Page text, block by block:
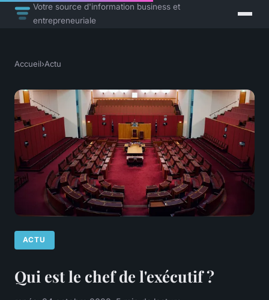
Votre source d'information business et
entrepreneuriale
Accueil›Actu
ACTU
Qui est le chef de l'exécutif ?